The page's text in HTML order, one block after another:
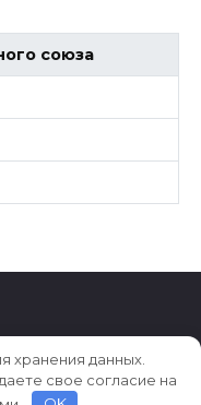
союза
хранения данных.
свое согласие на